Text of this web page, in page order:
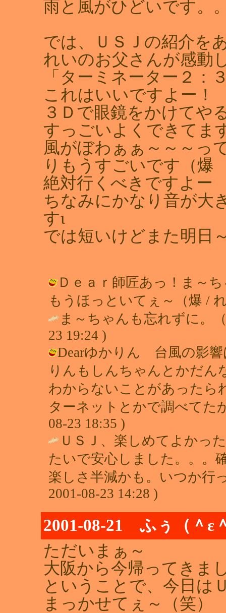
雨と風がひどいです。
では、ＵＳＪの紹介を
れいのお父さんが感動
「ターミネーター２：
これはいいですよー！
３Ｄで眼鏡をかけてや
すっごいよくできてま
風がぼわぁぁ～～～っ
りもうすごいです（爆
絶対行くべきですよー
ちなみにかなり音が大
すι
では短いけどまた明日
Ｄｅａｒ師匠あっ！ま～
もうほっといてぇ～（爆 /
ま～ちゃんも忘れずに。
23 19:24 )
Dearゆかりん 台風の影響
りんもしんちゃんとかだん
わからないことがあったら
ターネットとかで調べてた
08-23 18:35 )
ＵＳＪ、楽しめてよかっ
たいで安心しました。。。
楽しさ半減かも。いつか行
2001-08-23 14:28 )
2001-08-21 ふぅ（＾ε
ただいまぁ～
大阪から今帰ってきま
ということで、今日は
まっかせてぇ～（笑）